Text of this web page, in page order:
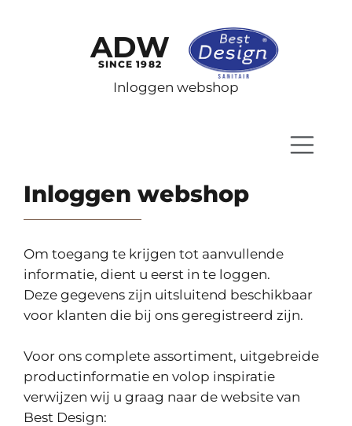
ADW
SINCE 1982
Inloggen webshop
Inloggen webshop
Om toegang te krijgen tot aanvullende
informatie, dient u eerst in te loggen.
Deze gegevens zijn uitsluitend beschikbaar
voor klanten die bij ons geregistreerd zijn.
Voor ons complete assortiment, uitgebreide
productinformatie en volop inspiratie
verwijzen wij u graag naar de website van
Best Design: